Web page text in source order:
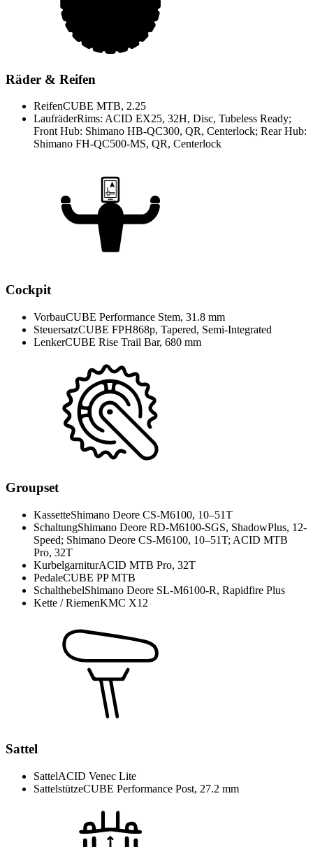
Räder & Reifen
ReifenCUBE MTB, 2.25
LaufräderRims: ACID EX25, 32H, Disc, Tubeless Ready;
Front Hub: Shimano HB-QC300, QR, Centerlock; Rear Hub:
Shimano FH-QC500-MS, QR, Centerlock
Cockpit
VorbauCUBE Performance Stem, 31.8 mm
SteuersatzCUBE FPH868p, Tapered, Semi-Integrated
LenkerCUBE Rise Trail Bar, 680 mm
Groupset
KassetteShimano Deore CS-M6100, 10–51T
SchaltungShimano Deore RD-M6100-SGS, ShadowPlus, 12-
Speed; Shimano Deore CS-M6100, 10–51T; ACID MTB
Pro, 32T
KurbelgarniturACID MTB Pro, 32T
PedaleCUBE PP MTB
SchalthebelShimano Deore SL-M6100-R, Rapidfire Plus
Kette / RiemenKMC X12
Sattel
SattelACID Venec Lite
SattelstützeCUBE Performance Post, 27.2 mm